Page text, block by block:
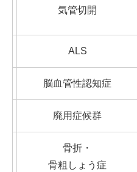
気管切開
ALS
脳血管性認知症
廃用症候群
骨折・
骨粗しょう症